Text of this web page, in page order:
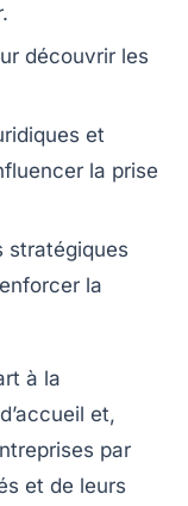
découvrir les
et
la prise
stratégiques
la
à la
et,
par
et de leurs